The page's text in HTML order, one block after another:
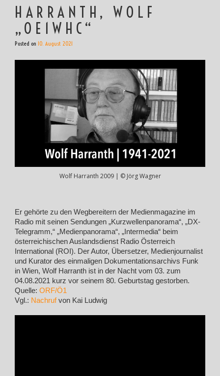
HARRANTH, WOLF
„OE1WHC“
Posted on 10. August 2021
Wolf Harranth 2009 | © Jörg Wagner
Er gehörte zu den Wegbereitern der Medienmagazine im
Radio mit seinen Sendungen „Kurzwellenpanorama“, „DX-
Telegramm,“ „Medienpanorama“, „Intermedia“ beim
österreichischen Auslandsdienst Radio Österreich
International (ROI). Der Autor, Übersetzer, Medienjournalist
und Kurator des einmaligen Dokumentationsarchivs Funk
in Wien, Wolf Harranth ist in der Nacht vom 03. zum
04.08.2021 kurz vor seinem 80. Geburtstag gestorben.
Quelle: ORF/Ö1
Vgl.: Nachrufvon Kai Ludwig